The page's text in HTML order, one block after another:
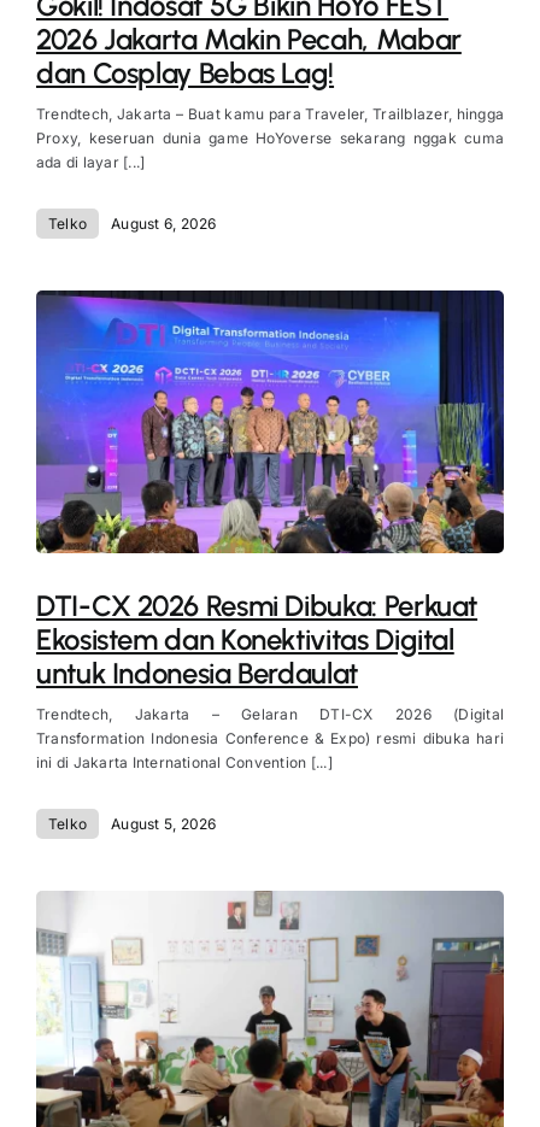
2026 Jakarta Makin Pecah, Mabar
dan Cosplay Bebas Lag!
Trendtech, Jakarta – Buat kamu para Traveler, Trailblazer, hingga
Proxy, keseruan dunia game HoYoverse sekarang nggak cuma
ada di layar [...]
Telko August 6, 2026
DTI-CX 2026 Resmi Dibuka: Perkuat
Ekosistem dan Konektivitas Digital
untuk Indonesia Berdaulat
Trendtech, Jakarta – Gelaran DTI-CX 2026 (Digital
Transformation Indonesia Conference & Expo) resmi dibuka hari
ini di Jakarta International Convention [...]
Telko August 5, 2026